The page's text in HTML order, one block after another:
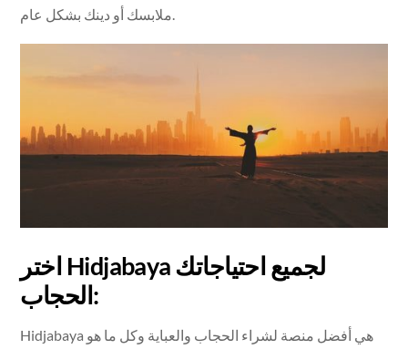
ملابسك أو دينك بشكل عام.
اختر Hidjabaya لجميع احتياجاتك
الحجاب:
Hidjabaya هي أفضل منصة لشراء الحجاب والعباية وكل ما هو